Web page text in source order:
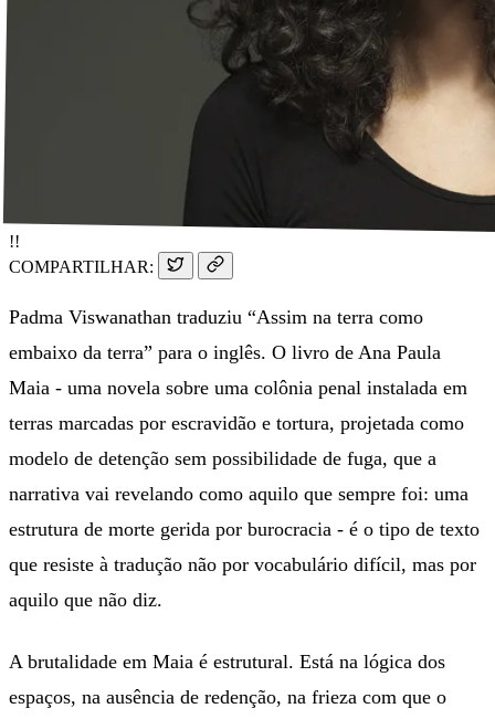
!!
COMPARTILHAR:
Padma Viswanathan traduziu “Assim na terra como
embaixo da terra” para o inglês. O livro de Ana Paula
Maia - uma novela sobre uma colônia penal instalada em
terras marcadas por escravidão e tortura, projetada como
modelo de detenção sem possibilidade de fuga, que a
narrativa vai revelando como aquilo que sempre foi: uma
estrutura de morte gerida por burocracia - é o tipo de texto
que resiste à tradução não por vocabulário difícil, mas por
aquilo que não diz.
A brutalidade em Maia é estrutural. Está na lógica dos
espaços, na ausência de redenção, na frieza com que o